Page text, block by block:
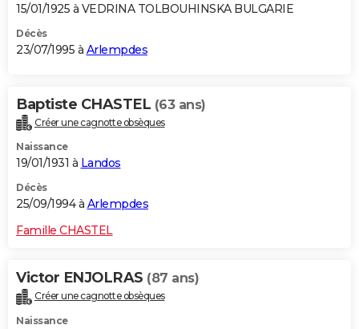
15/01/1925 à VEDRINA TOLBOUHINSKA BULGARIE
Décès
23/07/1995 à Arlempdes
Baptiste CHASTEL (63 ans)
Créer une cagnotte obsèques
Naissance
19/01/1931 à Landos
Décès
25/09/1994 à Arlempdes
Famille CHASTEL
Victor ENJOLRAS (87 ans)
Créer une cagnotte obsèques
Naissance